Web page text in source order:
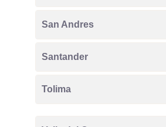
San Andres
Santander
Tolima